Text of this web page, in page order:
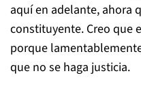
aquí en adelante, ahora
constituyente. Creo que
porque
que no se haga justicia.